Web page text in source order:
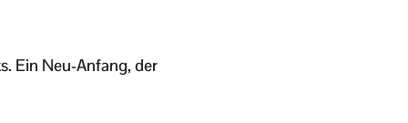
Ein Neu-Anfang, der